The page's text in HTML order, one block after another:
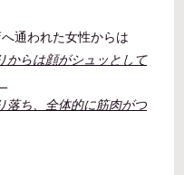
通われた女性からは
からは顔がシュッとして
落ち、全体的に筋肉がつ